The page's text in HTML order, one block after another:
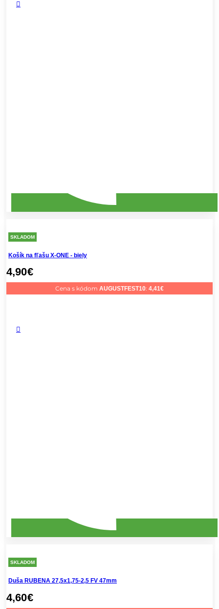
SKLADOM
Košík na fľašu X-ONE - biely
4,90€
Cena s kódom AUGUSTFEST10: 4,41€
SKLADOM
Duša RUBENA 27,5x1,75-2,5 FV 47mm
4,60€